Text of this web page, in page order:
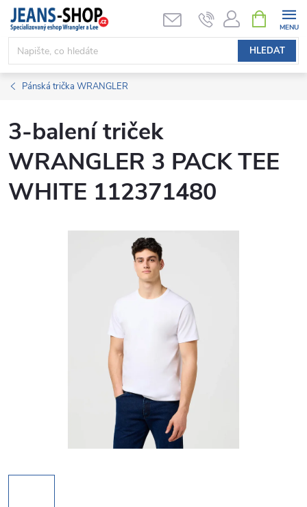
Přejít
obsah
HLEDAT
NÁKUPNÍ
KOŠÍK
Pánská trička WRANGLER
3-balení triček
WRANGLER 3 PACK TEE
WHITE 112371480